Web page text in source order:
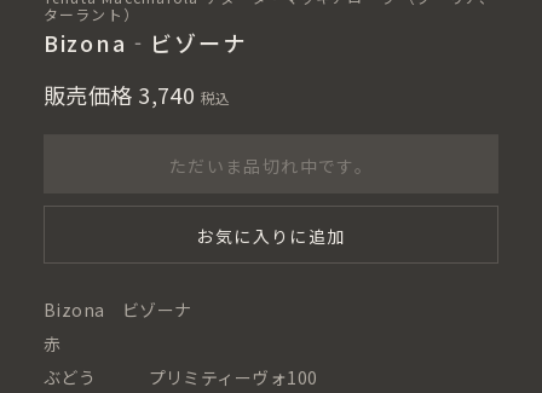
ターラント）
Bizona‐ビゾーナ
販売価格 3,740 税込
ただいま品切れ中です。
お気に入りに追加
Bizona ビゾーナ
赤
ぶどう プリミティーヴォ100